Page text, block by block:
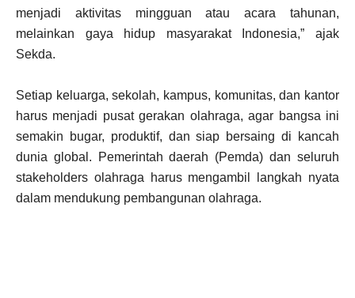
menjadi aktivitas mingguan atau acara tahunan,
melainkan gaya hidup masyarakat Indonesia,” ajak
Sekda.
Setiap keluarga, sekolah, kampus, komunitas, dan kantor
harus menjadi pusat gerakan olahraga, agar bangsa ini
semakin bugar, produktif, dan siap bersaing di kancah
dunia global. Pemerintah daerah (Pemda) dan seluruh
stakeholders olahraga harus mengambil langkah nyata
dalam mendukung pembangunan olahraga.